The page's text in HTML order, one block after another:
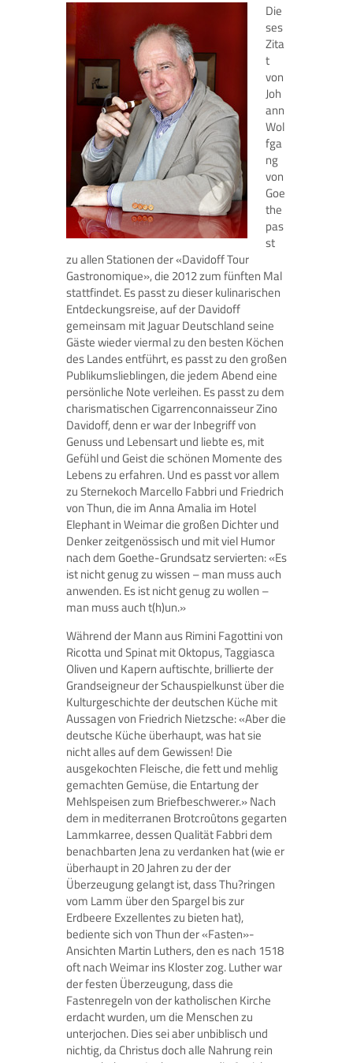
Die
ses
Zita
t
von
Joh
ann
Wol
fga
ng
von
Goe
the
pas
st
zu allen Stationen der «Davidoff Tour
Gastronomique», die 2012 zum fünften Mal
stattfindet. Es passt zu dieser kulinarischen
Entdeckungsreise, auf der Davidoff
gemeinsam mit Jaguar Deutschland seine
Gäste wieder viermal zu den besten Köchen
des Landes entführt, es passt zu den großen
Publikumslieblingen, die jedem Abend eine
persönliche Note verleihen. Es passt zu dem
charismatischen Cigarrenconnaisseur Zino
Davidoff, denn er war der Inbegriff von
Genuss und Lebensart und liebte es, mit
Gefühl und Geist die schönen Momente des
Lebens zu erfahren. Und es passt vor allem
zu Sternekoch Marcello Fabbri und Friedrich
von Thun, die im Anna Amalia im Hotel
Elephant in Weimar die großen Dichter und
Denker zeitgenössisch und mit viel Humor
nach dem Goethe-Grundsatz servierten: «Es
ist nicht genug zu wissen – man muss auch
anwenden. Es ist nicht genug zu wollen –
man muss auch t(h)un.»
Während der Mann aus Rimini Fagottini von
Ricotta und Spinat mit Oktopus, Taggiasca
Oliven und Kapern auftischte, brillierte der
Grandseigneur der Schauspielkunst über die
Kulturgeschichte der deutschen Küche mit
Aussagen von Friedrich Nietzsche: «Aber die
deutsche Küche überhaupt, was hat sie
nicht alles auf dem Gewissen! Die
ausgekochten Fleische, die fett und mehlig
gemachten Gemüse, die Entartung der
Mehlspeisen zum Briefbeschwerer.» Nach
dem in mediterranen Brotcroûtons gegarten
Lammkarree, dessen Qualität Fabbri dem
benachbarten Jena zu verdanken hat (wie er
überhaupt in 20 Jahren zu der der
Überzeugung gelangt ist, dass Thu?ringen
vom Lamm über den Spargel bis zur
Erdbeere Exzellentes zu bieten hat),
bediente sich von Thun der «Fasten»-
Ansichten Martin Luthers, den es nach 1518
oft nach Weimar ins Kloster zog. Luther war
der festen Überzeugung, dass die
Fastenregeln von der katholischen Kirche
erdacht wurden, um die Menschen zu
unterjochen. Dies sei aber unbiblisch und
nichtig, da Christus doch alle Nahrung rein